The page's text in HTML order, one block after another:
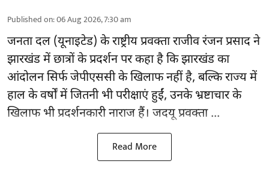
Published on:06 Aug 2026, 7:30 am
जनता दल (यूनाइटेड) के राष्ट्रीय प्रवक्ता राजीव रंजन प्रसाद ने
झारखंड में छात्रों के प्रदर्शन पर कहा है कि झारखंड का
आंदोलन सिर्फजेपीएससीके खिलाफ नहीं है, बल्कि राज्य में
हाल के वर्षों में जितनी भी परीक्षाएं हुईं, उनके भ्रष्टाचार के
खिलाफ भी प्रदर्शनकारी नाराज हैं। जदयू प्रवक्ता ...
Read More